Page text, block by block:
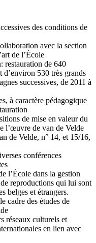
des conditions de
avec la section
de l’École
restauration de 640
530 très grands
successives, de 2011 à
à caractère pédagogique
de mise en valeur du
l’œuvre de van de Velde
de Velde, n° 14, et 15/16,
conférences
l’École dans la gestion
reproductions qui lui sont
belges et étrangers.
cadre des études de
réseaux culturels et
en lien avec